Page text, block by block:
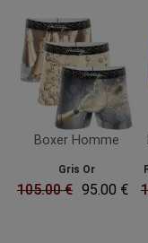
Boxer Homme
Gris Or
105.00 € 95.00 €